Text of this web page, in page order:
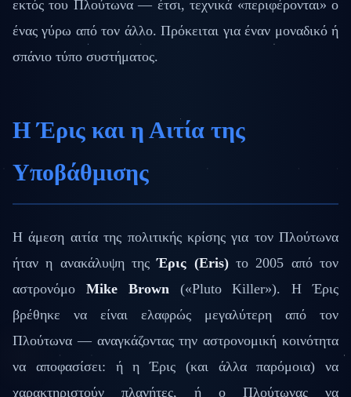
εκτός του Πλούτωνα — έτσι, τεχνικά «περιφέρονται» ο
ένας γύρω από τον άλλο. Πρόκειται για έναν μοναδικό ή
σπάνιο τύπο συστήματος.
Η Έρις και η Αιτία της
Υποβάθμισης
Η άμεση αιτία της πολιτικής κρίσης για τον Πλούτωνα
ήταν η ανακάλυψη τηςΈρις (Eris)το 2005 από τον
αστρονόμο Mike Brown(«Pluto Killer»). Η Έρις
βρέθηκε να είναι ελαφρώς μεγαλύτερη από τον
Πλούτωνα — αναγκάζοντας την αστρονομική κοινότητα
να αποφασίσει: ή η Έρις (και άλλα παρόμοια) να
χαρακτηριστούν πλανήτες, ή ο Πλούτωνας να